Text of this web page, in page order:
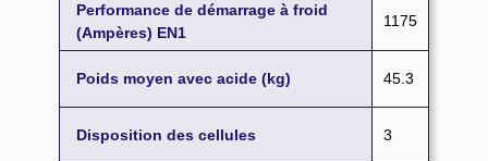
Performance de démarrage à froid
(Ampères) EN1
1175
Poids moyen avec acide (kg) 45.3
Disposition des cellules 3